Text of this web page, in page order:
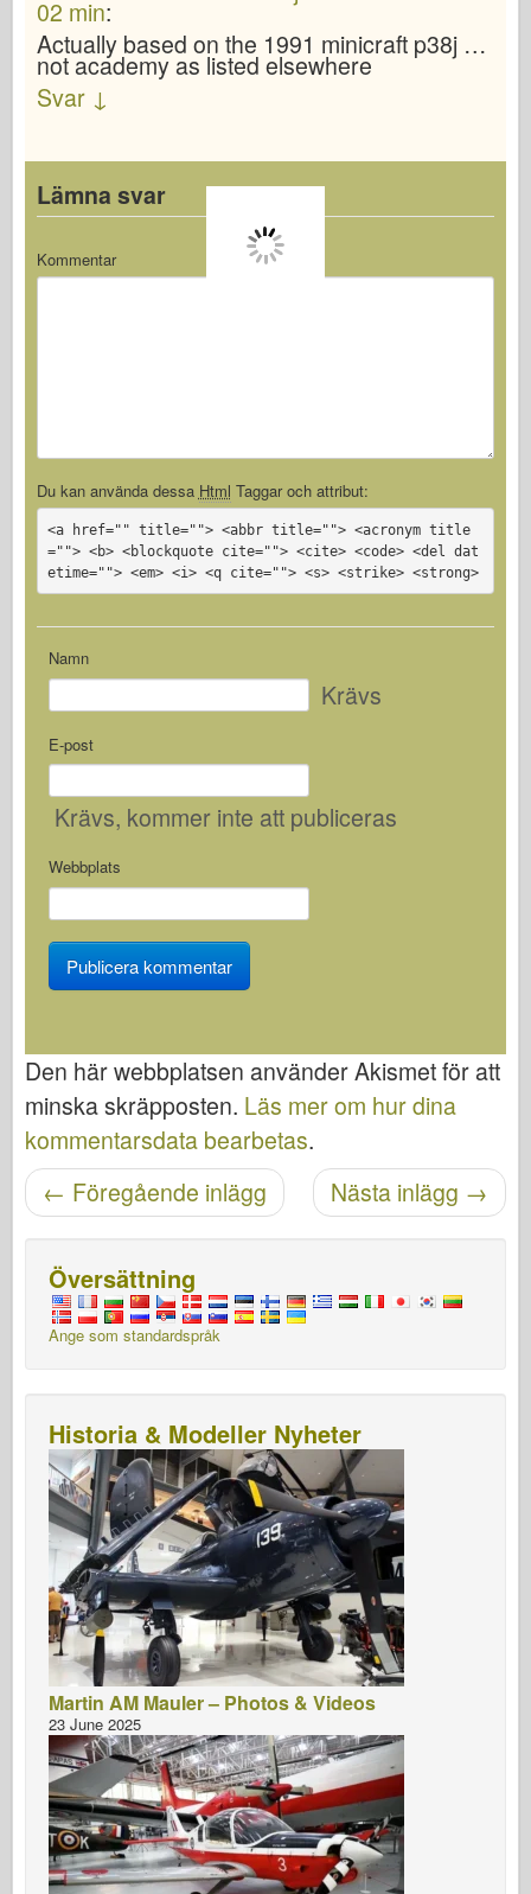
02 min:
Actually based on the 1991 minicraft p38j …
not academy as listed elsewhere
Svar ↓
Lämna svar
Kommentar
Du kan använda dessa Html Taggar och attribut:
<a href="" title=""> <abbr title=""> <acronym title
=""> <b> <blockquote cite=""> <cite> <code> <del dat
etime=""> <em> <i> <q cite=""> <s> <strike> <strong>
Namn
Krävs
E-post
Krävs, kommer inte att publiceras
Webbplats
Den här webbplatsen använder Akismet för att
minska skräpposten. Läs mer om hur dina
kommentarsdata bearbetas.
Posta navigering Nästa inlägg →
← Föregående inlägg
Översättning
Ange som standardspråk
Historia & Modeller Nyheter
Martin AM Mauler – Photos & Videos
23 June 2025